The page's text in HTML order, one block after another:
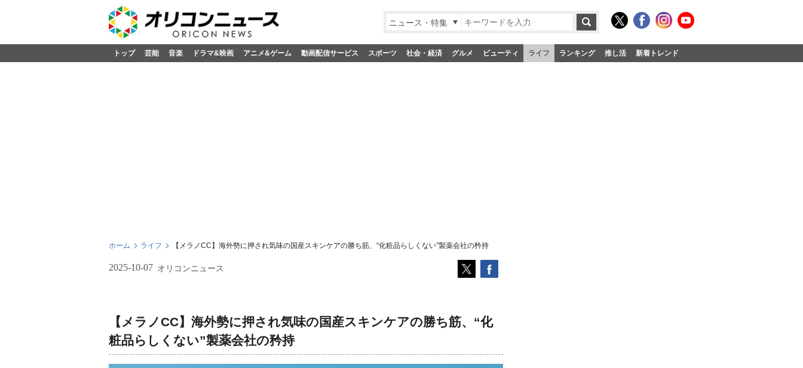
ニュース・特集
トップ 芸能 音楽 ドラマ&映画 アニメ&ゲーム 動画配信サービス スポーツ 社会・経済 グルメ ビューティ ライフ ランキング 推し活 新着トレンド
ホーム ライフ 【メラノCC】海外勢に押され気味の国産スキンケアの勝ち筋、“化粧品らしくない”製薬会社の矜持
2025-10-07 オリコンニュース
【メラノCC】海外勢に押され気味の国産スキンケアの勝ち筋、“化
粧品らしくない”製薬会社の矜持